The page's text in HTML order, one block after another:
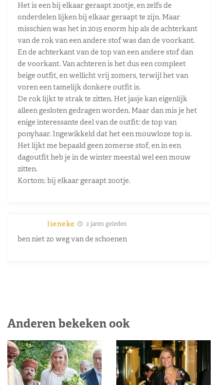
Het is een bij elkaar geraapt zootje, en zelfs de
onderdelen lijken bij elkaar geraapt te zijn. Maar
misschien was het in 2015 enorm hip als de achterkant
van de rok van een andere stof was dan de voorkant.
En de achterkant van de top van een andere stof dan
de voorkant. Van achteren is het dus een compleet
beige outfit, en wellicht vrij zomers, terwijl het van
voren een tamelijk donkere outfit is.
De rok lijkt te strak te zitten. Het jasje kan eigenlijk
alleen gesloten gedragen worden. Maar dan mis je het
enige interessante deel van de outfit: de top van
ponyhaar. Ingewikkeld dat het een mouwloze top is.
Het lijkt me bepaald geen zomerse stof, en in een
dagoutfit heb je in de winter meestal wel een mouw
zitten.
Kortom: bij elkaar geraapt zootje.
lieneke 2 jaren geleden
ben niet zo weg van de schoenen
Anderen bekeken ook